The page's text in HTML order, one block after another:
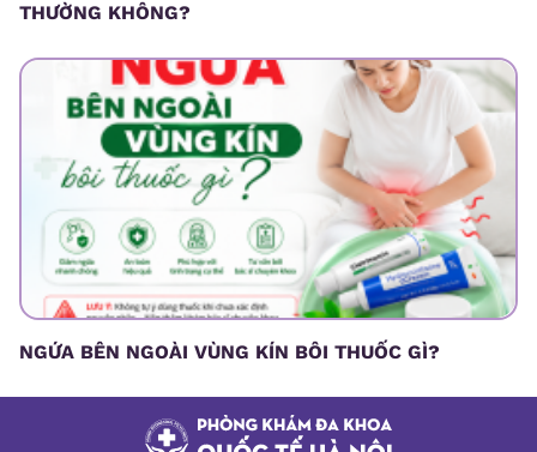
THƯỜNG KHÔNG?
NGỨA BÊN NGOÀI VÙNG KÍN BÔI THUỐC GÌ?